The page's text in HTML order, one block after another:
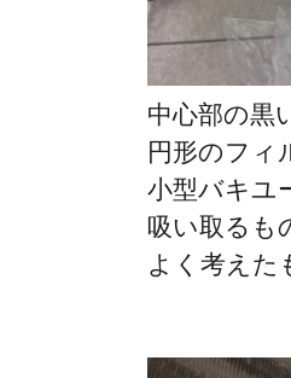
中心部の黒
円形のフィ
小型バキユ
吸い取るも
よく考えた